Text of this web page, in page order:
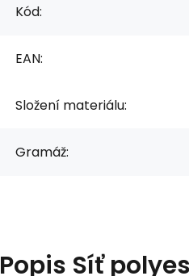
Kód:
EAN:
Složení materiálu:
Gramáž:
Popis Síť